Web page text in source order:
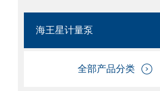
海王星计量泵
全部产品分类